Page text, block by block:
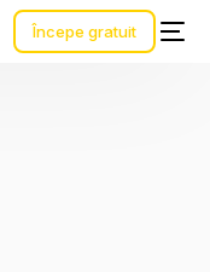
Începe gratuit